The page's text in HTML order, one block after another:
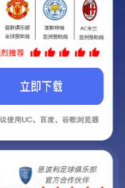
啦...
设.
站.